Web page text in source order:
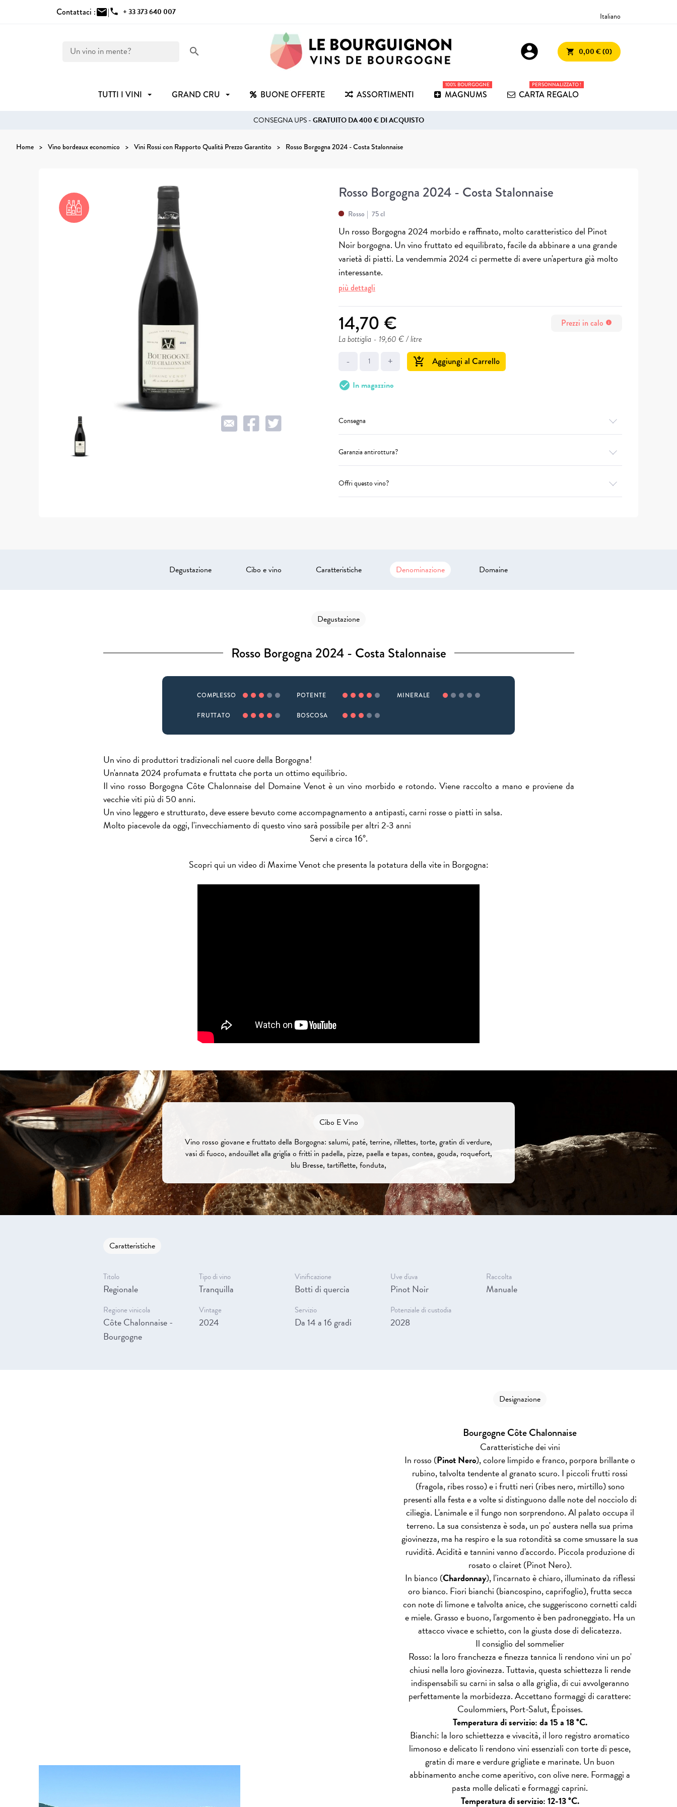
Contattaci :mail|phone + 33 373 640 007 Italiano
search account_circle shopping_cart 0,00 € (0)
TUTTI I VINI GRAND CRU BUONE OFFERTE ASSORTIMENTI MAGNUMS
100% BOURGOGNE
CARTA REGALO
PERSONNALIZZATO !
CONSEGNA UPS -GRATUITO DA 400 € DI ACQUISTO
Home Vino bordeaux economico Vini Rossi con Rapporto Qualità Prezzo Garantito Rosso Borgogna 2024 - Costa Stalonnaise
Rosso Borgogna 2024 - Costa Stalonnaise
Rosso 75 cl
Un rosso Borgogna 2024 morbido e raffinato, molto caratteristico del Pinot
Noir borgogna. Un vino fruttato ed equilibrato, facile da abbinare a una grande
varietà di piatti. La vendemmia 2024 ci permette di avere un'apertura già molto
interessante.
più dettagli
14,70 € Prezzi in calo info
La bottiglia - 19,60 € / litre
- + add_shopping_cart Aggiungi al Carrello
check_circle In magazzino
Consegna
Garanzia antirottura?
Offri questo vino?
Degustazione Cibo e vino Caratteristiche Denominazione Domaine
Degustazione
Rosso Borgogna 2024 - Costa Stalonnaise
COMPLESSO POTENTE MINERALE
FRUTTATO BOSCOSA
Un vino di produttori tradizionali nel cuore della Borgogna!
Un'annata 2024 profumata e fruttata che porta un ottimo equilibrio.
Il vino rosso Borgogna Côte Chalonnaise del Domaine Venot è un vino morbido e rotondo. Viene raccolto a mano e proviene da
vecchie viti più di 50 anni.
Un vino leggero e strutturato, deve essere bevuto come accompagnamento a antipasti, carni rosse o piatti in salsa.
Molto piacevole da oggi, l'invecchiamento di questo vino sarà possibile per altri 2-3 anni
Servi a circa 16°.
Scopri qui un video di Maxime Venot che presenta la potatura della vite in Borgogna:
Cibo E Vino
Vino rosso giovane e fruttato della Borgogna: salumi, paté, terrine, rillettes, torte, gratin di verdure,
vasi di fuoco, andouillet alla griglia o fritti in padella, pizze, paella e tapas, contea, gouda, roquefort,
blu Bresse, tartiflette, fonduta,
Caratteristiche
Titolo
Regionale
Tipo di vino
Tranquilla
Vinificazione
Botti di quercia
Uve d'uva
Pinot Noir
Raccolta
Manuale
Regione vinicola
Côte Chalonnaise -
Bourgogne
Vintage
2024
Servizio
Da 14 a 16 gradi
Potenziale di custodia
2028
Designazione
Bourgogne Côte Chalonnaise
Caratteristiche dei vini
In rosso (Pinot Nero), colore limpido e franco, porpora brillante o
rubino, talvolta tendente al granato scuro. I piccoli frutti rossi
(fragola, ribes rosso) e i frutti neri (ribes nero, mirtillo) sono
presenti alla festa e a volte si distinguono dalle note del nocciolo di
ciliegia. L'animale e il fungo non sorprendono. Al palato occupa il
terreno. La sua consistenza è soda, un po' austera nella sua prima
giovinezza, ma ha respiro e la sua rotondità sa come smussare la sua
ruvidità. Acidità e tannini vanno d'accordo. Piccola produzione di
rosato o clairet (Pinot Nero).
In bianco (Chardonnay), l'incarnato è chiaro, illuminato da riflessi
oro bianco. Fiori bianchi (biancospino, caprifoglio), frutta secca
con note di limone e talvolta anice, che suggeriscono cornetti caldi
e miele. Grasso e buono, l'argomento è ben padroneggiato. Ha un
attacco vivace e schietto, con la giusta dose di delicatezza.
Il consiglio del sommelier
Rosso: la loro franchezza e finezza tannica li rendono vini un po'
chiusi nella loro giovinezza. Tuttavia, questa schiettezza li rende
indispensabili su carni in salsa o alla griglia, di cui avvolgeranno
perfettamente la morbidezza. Accettano formaggi di carattere:
Coulommiers, Port-Salut, Époisses.
Temperatura di servizio: da 15 a 18 °C.
Bianchi: la loro schiettezza e vivacità, il loro registro aromatico
limonoso e delicato li rendono vini essenziali con torte di pesce,
gratin di mare e verdure grigliate e marinate. Un buon
abbinamento anche come aperitivo, con olive nere. Formaggi a
pasta molle delicati e formaggi caprini.
Temperatura di servizio: 12-13 °C.